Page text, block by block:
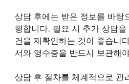
상담 후에는 받은 정보를 바탕
행합니다. 필요 시 추가 상담
건을 재확인하는 것이 좋습니
서와 영수증을 반드시 보관해
상담 후 절차를 체계적으로 관